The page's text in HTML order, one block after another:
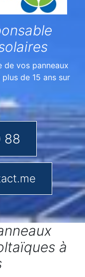
de vos panneaux
de 15 ans sur
88
à